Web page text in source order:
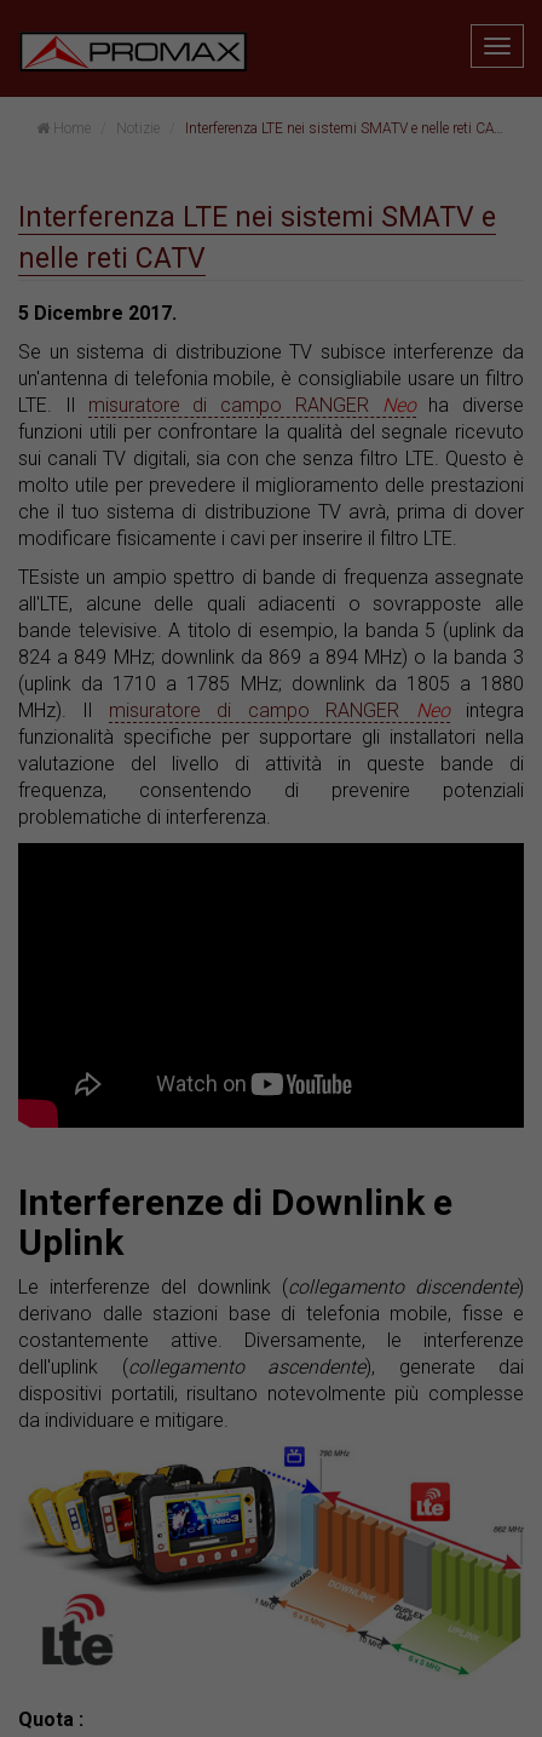
Home Notizie Interferenza LTE nei sistemi SMATV e nelle reti CATV
Interferenza LTE nei sistemi SMATV e
nelle reti CATV
5 Dicembre 2017.
Se un sistema di distribuzione TV subisce interferenze da
un'antenna di telefonia mobile, è consigliabile usare un filtro
LTE. Il misuratore di campo RANGER Neoha diverse
funzioni utili per confrontare la qualità del segnale ricevuto
sui canali TV digitali, sia con che senza filtro LTE. Questo è
molto utile per prevedere il miglioramento delle prestazioni
che il tuo sistema di distribuzione TV avrà, prima di dover
modificare fisicamente i cavi per inserire il filtro LTE.
TEsiste un ampio spettro di bande di frequenza assegnate
all'LTE, alcune delle quali adiacenti o sovrapposte alle
bande televisive. A titolo di esempio, la banda 5 (uplink da
824 a 849 MHz; downlink da 869 a 894 MHz) o la banda 3
(uplink da 1710 a 1785 MHz; downlink da 1805 a 1880
MHz). Il misuratore di campo RANGER Neointegra
funzionalità specifiche per supportare gli installatori nella
valutazione del livello di attività in queste bande di
frequenza, consentendo di prevenire potenziali
problematiche di interferenza.
Interferenze di Downlink e
Uplink
Le interferenze del downlink (collegamento discendente)
derivano dalle stazioni base di telefonia mobile, fisse e
costantemente attive. Diversamente, le interferenze
dell'uplink (collegamento ascendente), generate dai
dispositivi portatili, risultano notevolmente più complesse
da individuare e mitigare.
Quota :